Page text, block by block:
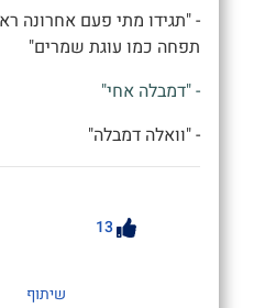
- "תגידו מתי פעם אחרונה
תפחה כמו עוגת שמרים"
- "דמבלה אחי"
- "וואלה דמבלה"
13
שיתוף